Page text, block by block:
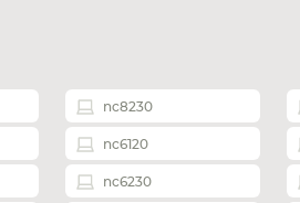
nc8230
nc6120
nc6230